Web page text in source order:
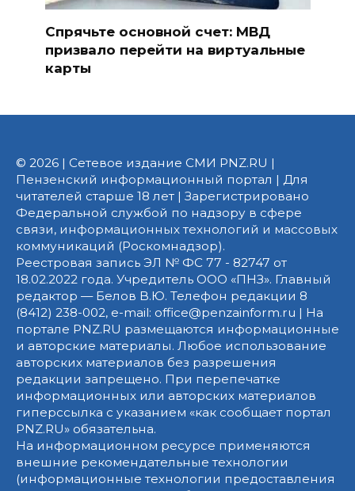
Спрячьте основной счет: МВД
призвало перейти на виртуальные
карты
© 2026 | Сетевое издание СМИ PNZ.RU |
Пензенский информационный портал | Для
читателей старше 18 лет | Зарегистрировано
Федеральной службой по надзору в сфере
связи, информационных технологий и массовых
коммуникаций (Роскомнадзор).
Реестровая запись ЭЛ № ФС 77 - 82747 от
18.02.2022 года. Учредитель ООО «ПНЗ». Главный
редактор — Белов В.Ю. Телефон редакции 8
(8412) 238-002, e-mail: office@penzainform.ru | На
портале PNZ.RU размещаются информационные
и авторские материалы. Любое использование
авторских материалов без разрешения
редакции запрещено. При перепечатке
информационных или авторских материалов
гиперссылка с указанием «как сообщает портал
PNZ.RU» обязательна.
На информационном ресурсе применяются
внешние рекомендательные технологии
(информационные технологии предоставления